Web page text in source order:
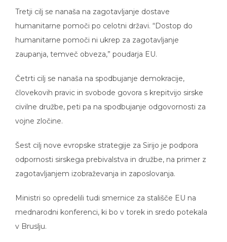
Tretji cilj se nanaša na zagotavljanje dostave
humanitarne pomoči po celotni državi. “Dostop do
humanitarne pomoči ni ukrep za zagotavljanje
zaupanja, temveč obveza,” poudarja EU.
Četrti cilj se nanaša na spodbujanje demokracije,
človekovih pravic in svobode govora s krepitvijo sirske
civilne družbe, peti pa na spodbujanje odgovornosti za
vojne zločine.
Šest cilj nove evropske strategije za Sirijo je podpora
odpornosti sirskega prebivalstva in družbe, na primer z
zagotavljanjem izobraževanja in zaposlovanja.
Ministri so opredelili tudi smernice za stališče EU na
mednarodni konferenci, ki bo v torek in sredo potekala
v Bruslju.